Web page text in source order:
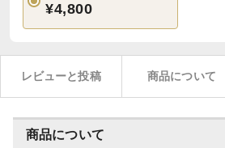
¥4,800
レビューと投稿 商品について
商品について